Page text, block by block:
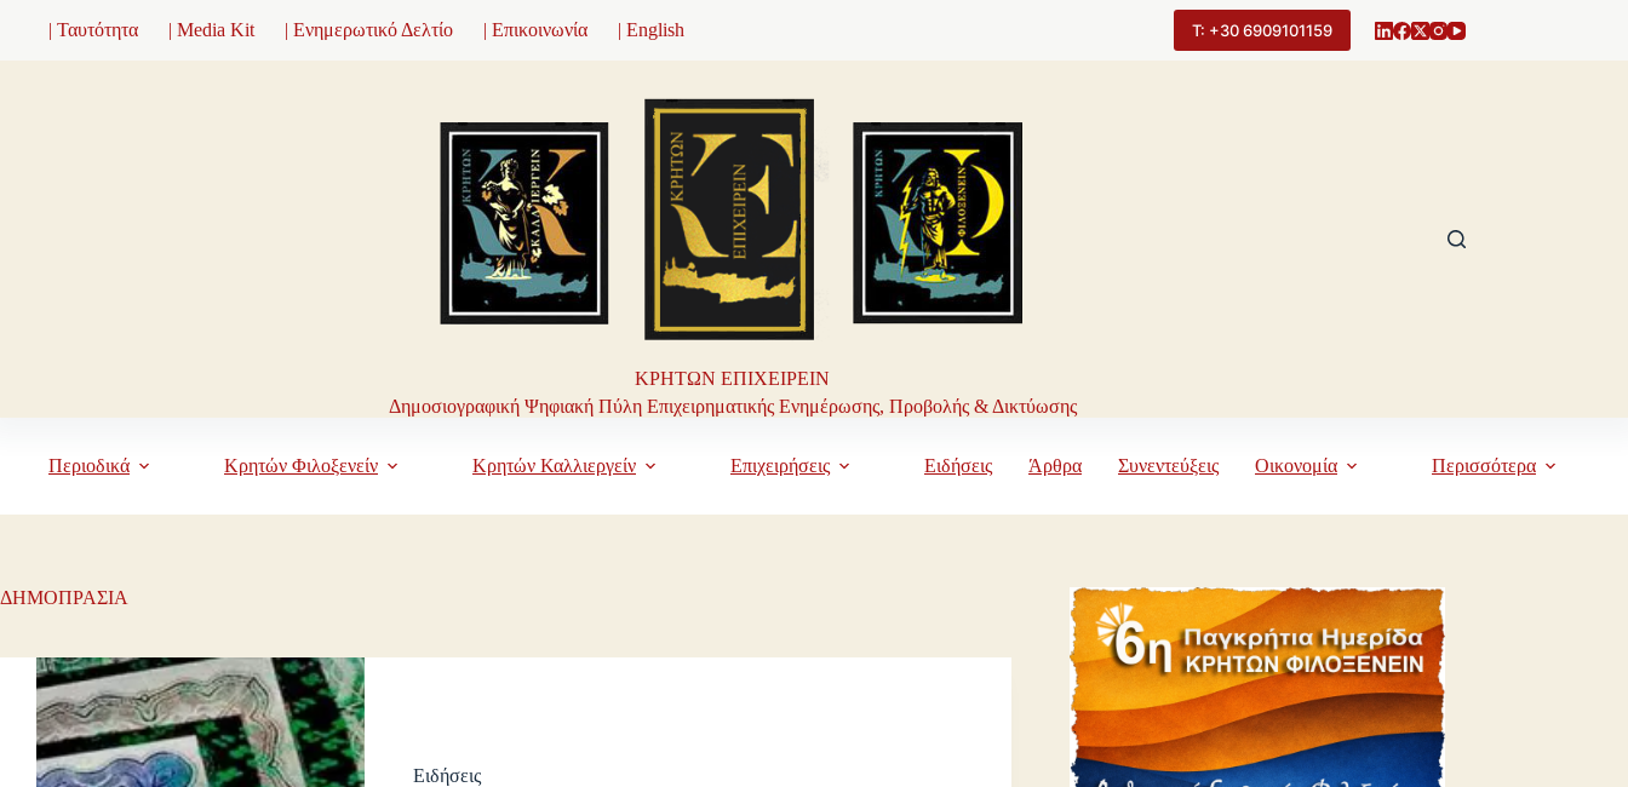
| Ταυτότητα | Media Kit | Ενημερωτικό Δελτίο | Επικοινωνία | English Τ: +30 6909101159
ΚΡΗΤΩΝ ΕΠΙΧΕΙΡΕΙΝ
Δημοσιογραφική Ψηφιακή Πύλη Επιχειρηματικής Ενημέρωσης, Προβολής & Δικτύωσης
Περιοδικά Κρητών Φιλοξενείν Κρητών Καλλιεργείν Επιχειρήσεις Ειδήσεις Άρθρα Συνεντεύξεις Οικονομία Περισσότερα
ΔΗΜΟΠΡΑΣΙΑ
Ειδήσεις